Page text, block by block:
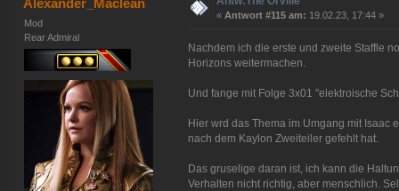
Alexander_Maclean
Mod
Rear Admiral
« Antwort #115 am: 19.02.23, 17:44 »
Nachdem ich die erste und zweite Staffle
Horizons weitermachen.
Und fange mit Folge 3x01 "elektroische
Hier wrd das Thema im Umgang mit Isaac
nach dem Kaylon Zweiteiler gefehlt hat.
Das gruselige daran ist, ich kann die
Verhalten nicht richtig, aber menschlich.